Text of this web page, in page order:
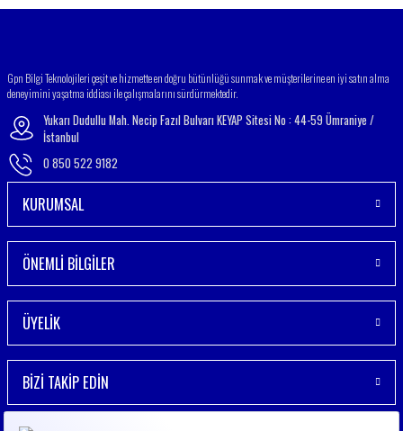
Gpn Bilgi Teknolojileri çeşit ve hizmette en doğru bütünlüğü sunmak ve müşterilerine en iyi satın alma
deneyimini yaşatma iddiası ile çalışmalarını sürdürmektedir.
Yukarı Dudullu Mah. Necip Fazıl Bulvarı KEYAP Sitesi No : 44-59 Ümraniye /
İstanbul
0 850 522 9182
KURUMSAL
ÖNEMLİ BİLGİLER
ÜYELİK
BİZİ TAKİP EDİN